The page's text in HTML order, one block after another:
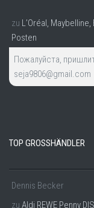
zu L’Oréal,
Posten
Пожалуйста,
seja9806@gmail.com
TOP GROSSHÄNDLER
Dennis Becker
zu Aldi REWE Penny